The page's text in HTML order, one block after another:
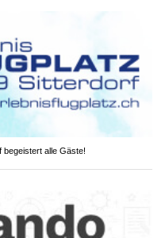
begeistert alle Gäste!